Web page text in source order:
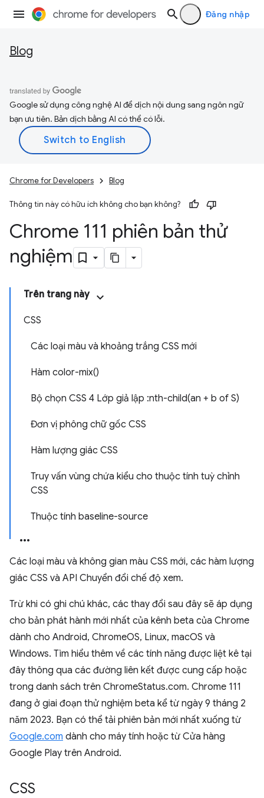
Đăng nhập
Blog
Google sử dụng công nghệ AI để dịch nội dung sang ngôn ngữ
bạn ưu tiên. Bản dịch bằng AI có thể có lỗi.
Chrome for Developers Blog
Thông tin này có hữu ích không cho bạn không?
Chrome 111 phiên bản thử
nghiệm
Trên trang này
CSS
Các loại màu và khoảng trắng CSS mới
Hàm color-mix()
Bộ chọn CSS 4 Lớp giả lập :nth-child(an + b of S)
Đơn vị phông chữ gốc CSS
Hàm lượng giác CSS
Truy vấn vùng chứa kiểu cho thuộc tính tuỳ chỉnh
CSS
Thuộc tính baseline-source
Các loại màu và không gian màu CSS mới, các hàm lượng
giác CSS và API Chuyển đổi chế độ xem.
Trừ khi có ghi chú khác, các thay đổi sau đây sẽ áp dụng
cho bản phát hành mới nhất của kênh beta của Chrome
dành cho Android, ChromeOS, Linux, macOS và
Windows. Tìm hiểu thêm về các tính năng được liệt kê tại
đây thông qua các đường liên kết được cung cấp hoặc
trong danh sách trên ChromeStatus.com. Chrome 111
đang ở giai đoạn thử nghiệm beta kể từ ngày 9 tháng 2
năm 2023. Bạn có thể tải phiên bản mới nhất xuống từ
Google.com dành cho máy tính hoặc từ Cửa hàng
Google Play trên Android.
CSS